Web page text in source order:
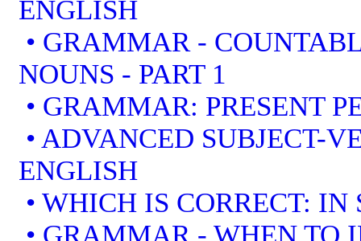
ENGLISH
• GRAMMAR -
NOUNS - PART 1
• GRAMMAR: PRESENT
• ADVANCED SUBJECT-
ENGLISH
• WHICH IS CORRECT: IN